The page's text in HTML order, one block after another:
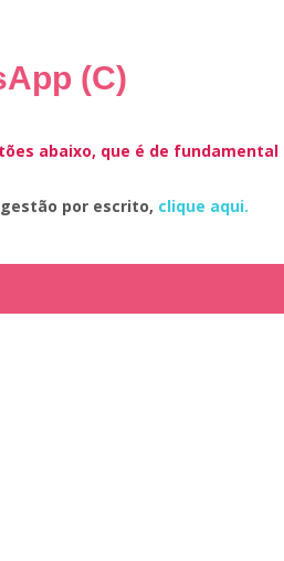
(C)
abaixo, que é de
por escrito, clique aqui.